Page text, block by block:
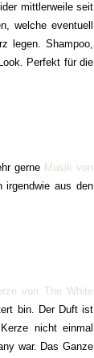
mittlerweile seit
welche eventuell
legen. Shampoo,
Perfekt für die
gerne Musik von
irgendwie aus den
von The White
bin. Der Duft ist
nicht einmal
war. Das Ganze